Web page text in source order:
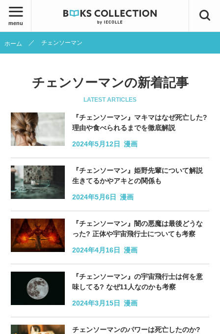
menu
ホーム チェンソーマン
チェンソーマンの新着記事
LATEST ARTICLES
『チェンソーマン』マキマはなぜ死亡した?
理由や食べられるまでを徹底解説
2024年5月12日 漫画
『チェンソーマン』姫野先輩について解説
生きてるかやアキとの関係も
2024年5月6日 漫画
『チェンソーマン』闇の悪魔は最後どうな
った? 正体や宇宙飛行士についても考察
2024年4月16日 漫画
『チェンソーマン』の宇宙飛行士は何を意
味してる? なぜ11人なのかも考察
2024年3月15日 漫画
チェンソーマンのパワーは死亡したのか?